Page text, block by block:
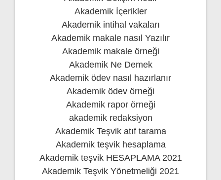
Akademik İçerikler
Akademik intihal vakaları
Akademik makale nasıl Yazılır
Akademik makale örneği
Akademik Ne Demek
Akademik ödev nasıl hazırlanır
Akademik ödev örneği
Akademik rapor örneği
akademik redaksiyon
Akademik Teşvik atıf tarama
Akademik teşvik hesaplama
Akademik teşvik HESAPLAMA 2021
Akademik Teşvik Yönetmeliği 2021